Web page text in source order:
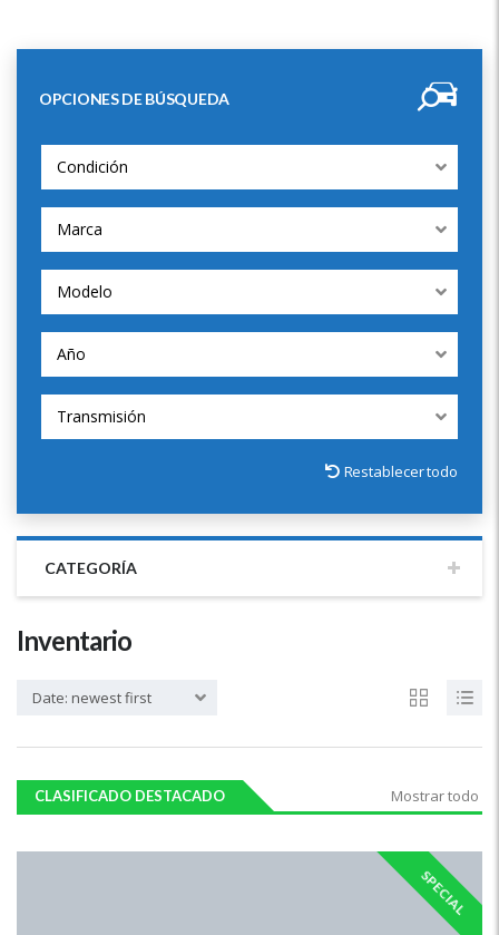
OPCIONES DE BÚSQUEDA
Condición
Marca
Modelo
Año
Transmisión
Restablecer todo
CATEGORÍA
Inventario
Date: newest first
CLASIFICADO DESTACADO Mostrar todo
SPECIAL